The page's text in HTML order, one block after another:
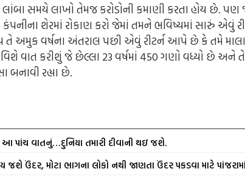
સમયે લાખો તેમજ કરોડોની કમાણી કરતા હોય છે. પણ
શેરમાં રોકાણ કરો જેમાં તમને ભવિષ્યમાં સારું એવું
તે અમુક વર્ષના અંતરાલ પછી એવું રીટર્ન આપે છે કે તમે
કરીશું જે છેલ્લા 23 વર્ષમાં 450 ગણો વધ્યો છે અને
બનાવી રહ્યા છે.
આ પાંચ વાતનું…દુનિયા તમારી દીવાની થઇ જશે.
ઉંદર, મોટા ભાગના લોકો નથી જાણતા ઉંદર પકડવા માટે